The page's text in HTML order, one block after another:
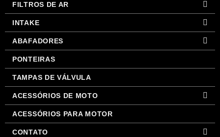
FILTROS DE AR
INTAKE
ABAFADORES
PONTEIRAS
TAMPAS DE VÁLVULA
ACESSÓRIOS DE MOTO
ACESSÓRIOS PARA MOTOR
CONTATO